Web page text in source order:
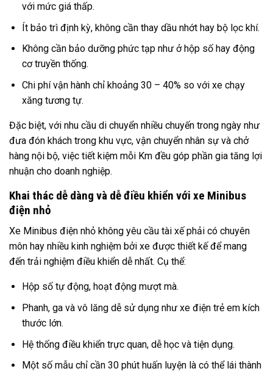
với mức giá thấp.
Ít bảo trì định kỳ, không cần thay dầu nhớt hay bộ lọc khí.
Không cần bảo dưỡng phức tạp như ở hộp số hay động
cơ truyền thống.
Chi phí vận hành chỉ khoảng 30 – 40% so với xe chạy
xăng tương tự.
Đặc biệt, với nhu cầu di chuyển nhiều chuyến trong ngày như
đưa đón khách trong khu vực, vận chuyển nhân sự và chở
hàng nội bộ, việc tiết kiệm mỗi Km đều góp phần gia tăng lợi
nhuận cho doanh nghiệp.
Khai thác dễ dàng và dễ điều khiển với xe Minibus
điện nhỏ
Xe Minibus điện nhỏ không yêu cầu tài xế phải có chuyên
môn hay nhiều kinh nghiệm bởi xe được thiết kế để mang
đến trải nghiệm điều khiển dễ nhất. Cụ thể:
Hộp số tự động, hoạt động mượt mà.
Phanh, ga và vô lăng dễ sử dụng như xe điện trẻ em kích
thước lớn.
Hệ thống điều khiển trực quan, dễ học và tiện dụng.
Một số mẫu chỉ cần 30 phút huấn luyện là có thể lái thành